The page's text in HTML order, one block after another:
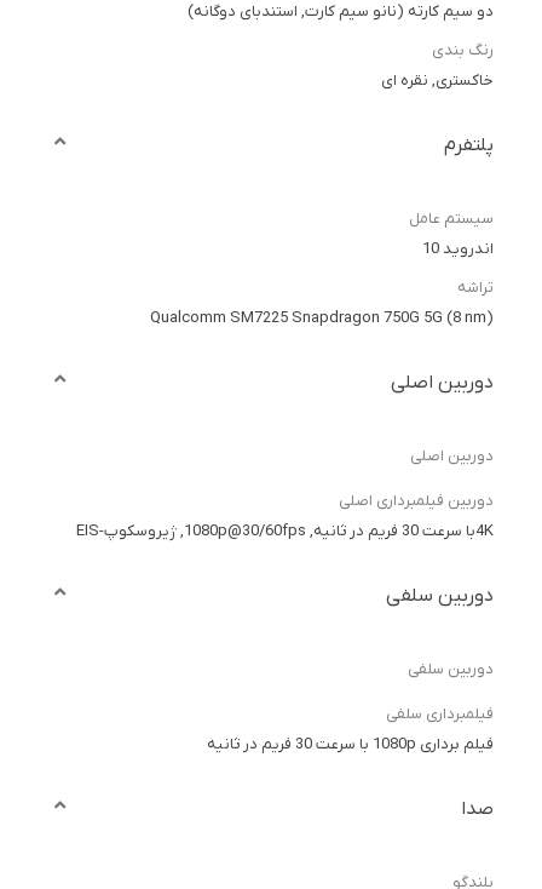
دو سیم کارته (نانو سیم کارت, استندبای دوگانه)
رنگ بندی
خاکستری, نقره ای
پلتفرم
سیستم عامل
اندروید 10
تراشه
Qualcomm SM7225 Snapdragon 750G 5G (8 nm)
دوربین اصلی
دوربین اصلی
دوربین فیلمبرداری اصلی
4Kبا سرعت 30 فریم در ثانیه, 1080p@30/60fps, ژیروسکوپ-EIS
دوربین سلفی
دوربین سلفی
فیلمبرداری سلفی
فیلم برداری 1080p با سرعت 30 فریم در ثانیه
صدا
بلندگو